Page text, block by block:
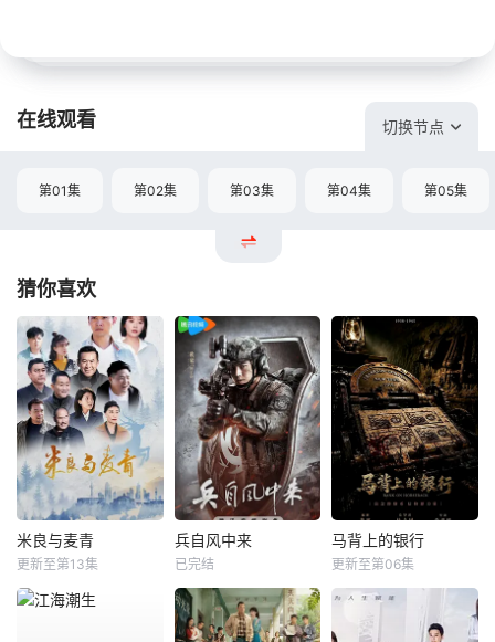
在线观看 切换节点
第01集 第02集 第03集 第04集 第05集
猜你喜欢
米良与麦青
更新至第13集
兵自风中来
已完结
马背上的银行
更新至第06集